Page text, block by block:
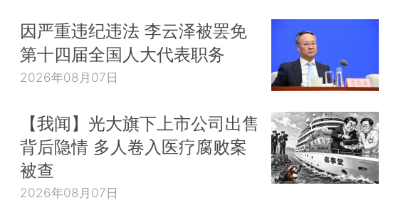
因严重违纪违法 李云泽被罢免
第十四届全国人大代表职务
2026年08月07日
【我闻】光大旗下上市公司出售
背后隐情 多人卷入医疗腐败案
被查
2026年08月07日